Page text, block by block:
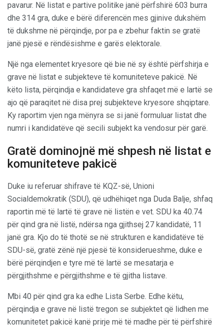
pavarur. Në listat e partive politike janë përfshirë 603 burra
dhe 314 gra, duke e bërë diferencën mes gjinive dukshëm
të dukshme në përqindje, por pa e zbehur faktin se gratë
janë pjesë e rëndësishme e garës elektorale.
Një nga elementet kryesore që bie në sy është përfshirja e
grave në listat e subjekteve të komuniteteve pakicë. Në
këto lista, përqindja e kandidateve gra shfaqet më e lartë se
ajo që paraqitet në disa prej subjekteve kryesore shqiptare.
Ky raportim vjen nga mënyra se si janë formuluar listat dhe
numri i kandidatëve që secili subjekt ka vendosur për garë.
Gratë dominojnë më shpesh në listat e
komuniteteve pakicë
Duke iu referuar shifrave të KQZ-së, Unioni
Socialdemokratik (SDU), që udhëhiqet nga Duda Balje, shfaq
raportin më të lartë të grave në listën e vet. SDU ka 40.74
për qind gra në listë, ndërsa nga gjithsej 27 kandidatë, 11
janë gra. Kjo do të thotë se në strukturen e kandidatëve të
SDU-së, gratë zënë një pjesë të konsiderueshme, duke e
bërë përqindjen e tyre më të lartë se mesatarja e
përgjithshme e përgjithshme e të gjitha listave.
Mbi 40 për qind gra ka edhe Lista Serbe. Edhe këtu,
përqindja e grave në listë tregon se subjektet që lidhen me
komunitetet pakicë kanë prirje më të madhe për të përfshirë